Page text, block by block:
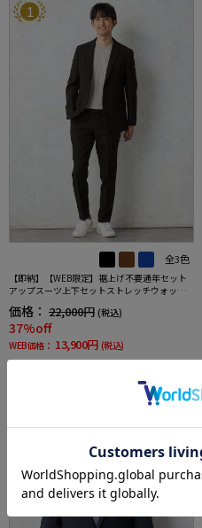
1
全3色
【即納】【WEB限定】裾上げ不要通年セット
アップスーツ上下セットストレッチウォッシ
価格： 22,000円 (税込)
37%off
WEB価格： 13,900円 (税込)